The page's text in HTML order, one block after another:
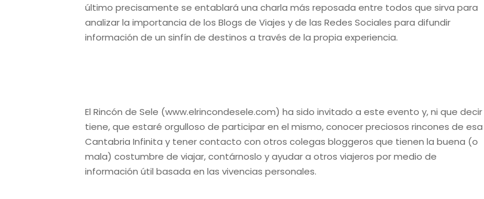
último precisamente se entablará una charla más reposada entre todos que sirva para
analizar la importancia de los Blogs de Viajes y de las Redes Sociales para difundir
información de un sinfín de destinos a través de la propia experiencia.
El Rincón de Sele (www.elrincondesele.com) ha sido invitado a este evento y, ni que decir
tiene, que estaré orgulloso de participar en el mismo, conocer preciosos rincones de esa
Cantabria Infinita y tener contacto con otros colegas bloggeros que tienen la buena (o
mala) costumbre de viajar, contárnoslo y ayudar a otros viajeros por medio de
información útil basada en las vivencias personales.